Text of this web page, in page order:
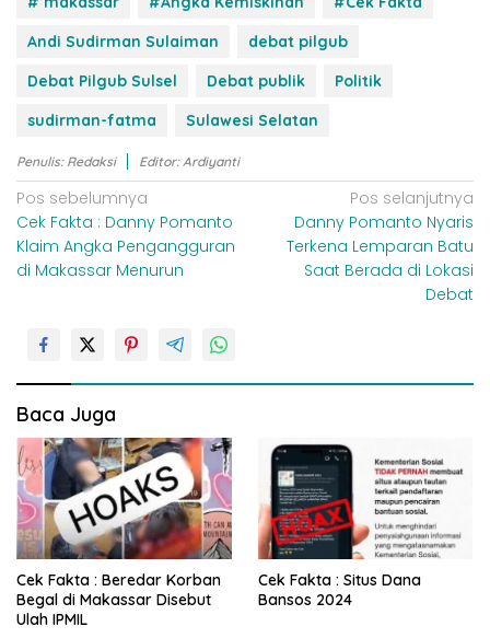
Andi Sudirman Sulaiman
debat pilgub
Debat Pilgub Sulsel
Debat publik
Politik
sudirman-fatma
Sulawesi Selatan
Penulis: Redaksi Editor: Ardiyanti
N
a
v
s
i
p
o
s
Pos sebelumnya
Cek Fakta : Danny Pomanto
Klaim Angka Pengangguran
di Makassar Menurun
Pos selanjutnya
Danny Pomanto Nyaris
Terkena Lemparan Batu
Saat Berada di Lokasi
Debat
Baca Juga
Cek Fakta : Beredar Korban
Begal di Makassar Disebut
Ulah IPMIL
Cek Fakta : Situs Dana
Bansos 2024